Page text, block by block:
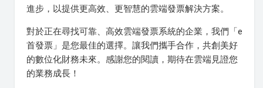
進步，以提供更高效、更智慧的雲端發票解決方案。
對於正在尋找可靠、高效雲端發票系統的企業，我們「e
首發票」是您最佳的選擇。讓我們攜手合作，共創美好
的數位化財務未來。感謝您的閱讀，期待在雲端見證您
的業務成長！